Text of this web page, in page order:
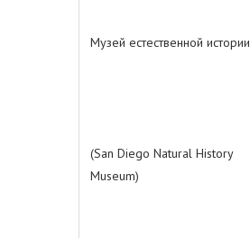
Музей естественной истории
(San Diego Natural History
Museum)